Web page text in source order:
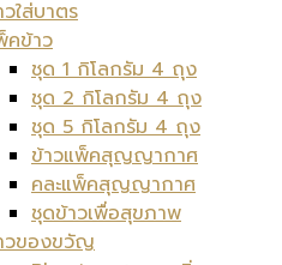
ใส่บาตร
คข้าว
ชุด 1 กิโลกรัม 4 ถุง
ชุด 2 กิโลกรัม 4 ถุง
ชุด 5 กิโลกรัม 4 ถุง
ข้าวแพ็คสุญญากาศ
คละแพ็คสุญญากาศ
ชุดข้าวเพื่อสุขภาพ
วของขวัญ